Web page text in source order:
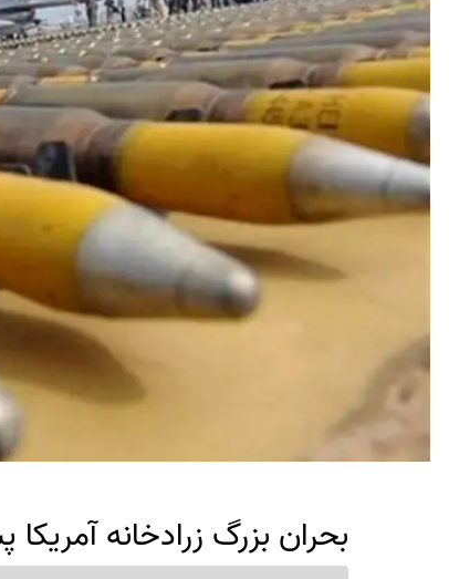
بحران بزرگ زرادخانه